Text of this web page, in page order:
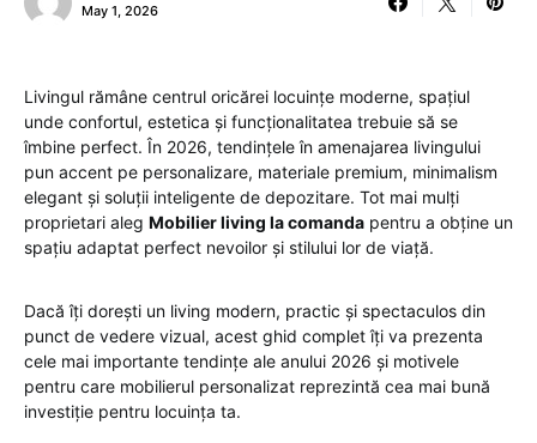
May 1, 2026
Livingul rămâne centrul oricărei locuințe moderne, spațiul
unde confortul, estetica și funcționalitatea trebuie să se
îmbine perfect. În 2026, tendințele în amenajarea livingului
pun accent pe personalizare, materiale premium, minimalism
elegant și soluții inteligente de depozitare. Tot mai mulți
proprietari aleg Mobilier living la comanda pentru a obține un
spațiu adaptat perfect nevoilor și stilului lor de viață.
Dacă îți dorești un living modern, practic și spectaculos din
punct de vedere vizual, acest ghid complet îți va prezenta
cele mai importante tendințe ale anului 2026 și motivele
pentru care mobilierul personalizat reprezintă cea mai bună
investiție pentru locuința ta.